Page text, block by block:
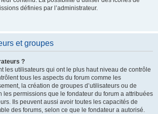
définies par l’administrateur.
et groupes
?
les utilisateurs qui ont le plus haut niveau de contrôle
tous les aspects du forum comme les
la création de groupes d’utilisateurs ou de
les permissions que le fondateur du forum a attribuées
Ils peuvent aussi avoir toutes les capacités de
des forums, selon ce que le fondateur a autorisé.